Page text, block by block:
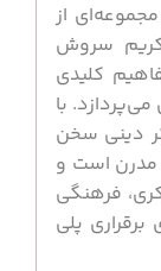
از
سروش
کلیدی
با
دینی سخن
مدرن است و
فرهنگی
پلی